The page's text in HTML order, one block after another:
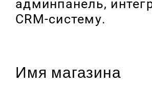
админпанель,
CRM-систему.
Имя магазина